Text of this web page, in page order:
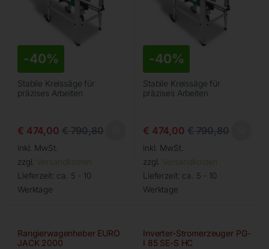
-40%
Stabile Kreissäge für
präzises Arbeiten
€ 474,00 €790,80
inkl. MwSt.
zzgl. Versandkosten
Lieferzeit: ca. 5 - 10
Werktage
-40%
Stabile Kreissäge für
präzises Arbeiten
€ 474,00 €790,80
inkl. MwSt.
zzgl. Versandkosten
Lieferzeit: ca. 5 - 10
Werktage
Rangierwagenheber EURO
JACK 2000
Inverter-Stromerzeuger PG-
I 85 SE-S HC